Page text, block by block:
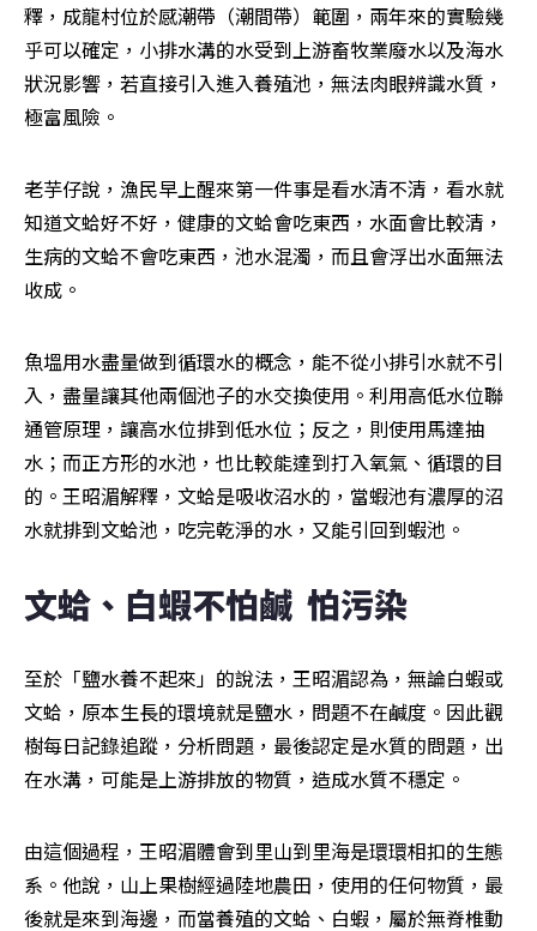
釋，成龍村位於感潮帶（潮間帶）範圍，兩年來的實驗幾
乎可以確定，小排水溝的水受到上游畜牧業廢水以及海水
狀況影響，若直接引入進入養殖池，無法肉眼辨識水質，
極富風險。
老芋仔說，漁民早上醒來第一件事是看水清不清，看水就
知道文蛤好不好，健康的文蛤會吃東西，水面會比較清，
生病的文蛤不會吃東西，池水混濁，而且會浮出水面無法
收成。
魚塭用水盡量做到循環水的概念，能不從小排引水就不引
入，盡量讓其他兩個池子的水交換使用。利用高低水位聯
通管原理，讓高水位排到低水位；反之，則使用馬達抽
水；而正方形的水池，也比較能達到打入氧氣、循環的目
的。王昭湄解釋，文蛤是吸收沼水的，當蝦池有濃厚的沼
水就排到文蛤池，吃完乾淨的水，又能引回到蝦池。
文蛤、白蝦不怕鹹  怕污染
至於「鹽水養不起來」的說法，王昭湄認為，無論白蝦或
文蛤，原本生長的環境就是鹽水，問題不在鹹度。因此觀
樹每日記錄追蹤，分析問題，最後認定是水質的問題，出
在水溝，可能是上游排放的物質，造成水質不穩定。
由這個過程，王昭湄體會到里山到里海是環環相扣的生態
系。他說，山上果樹經過陸地農田，使用的任何物質，最
後就是來到海邊，而當養殖的文蛤、白蝦，屬於無脊椎動